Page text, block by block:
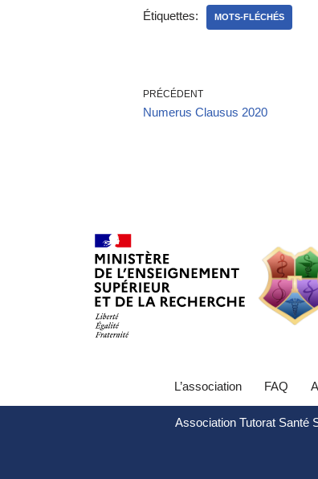
Étiquettes: MOTS-FLÉCHÉS
PRÉCÉDENT
Numerus Clausus 2020
L’association FAQ
Association Tutorat Santé